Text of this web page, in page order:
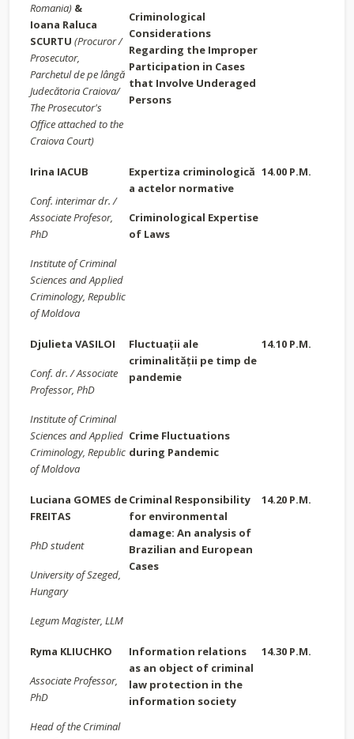
Romania) &
Ioana Raluca
SCURTU (Procuror /
Prosecutor,
Parchetul de pe lângă
Judecătoria Craiova/
The Prosecutor's
Office attached to the
Craiova Court)
Criminological
Considerations
Regarding the Improper
Participation in Cases
that Involve Underaged
Persons
Irina IACUB
Conf. interimar dr. /
Associate Profesor,
PhD
Institute of Criminal
Sciences and Applied
Criminology, Republic
of Moldova
Expertiza criminologică
a actelor normative
Criminological Expertise
of Laws
14.00 P.M.
Djulieta VASILOI
Conf. dr. / Associate
Professor, PhD
Institute of Criminal
Sciences and Applied
Criminology, Republic
of Moldova
Fluctuații ale
criminalității pe timp de
pandemie
Crime Fluctuations
during Pandemic
14.10 P.M.
Luciana GOMES de
FREITAS
PhD student
University of Szeged,
Hungary
Legum Magister, LLM
Criminal Responsibility
for environmental
damage: An analysis of
Brazilian and European
Cases
14.20 P.M.
Ryma KLIUCHKO
Associate Professor,
PhD
Head of the Criminal
Information relations
as an object of criminal
law protection in the
information society
14.30 P.M.